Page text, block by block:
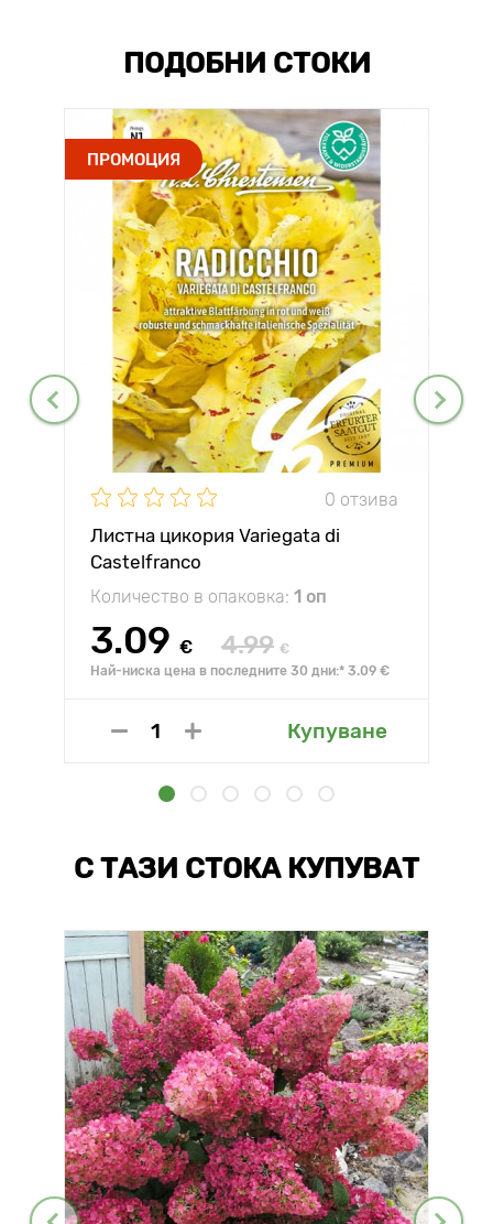
ПОДОБНИ СТОКИ
ПРОМОЦИЯ
0 отзива
Листна цикория Variegata di
Castelfranco
Количество в опаковка: 1 оп
3.09 € 4.99 €
Най-ниска цена в последните 30 дни:* 3.09 €
Купуване
С ТАЗИ СТОКА КУПУВАТ